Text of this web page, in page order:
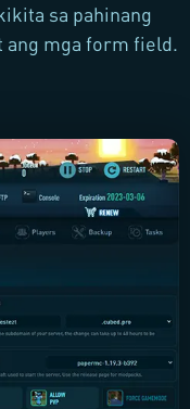
sa pahinang
mga form field.